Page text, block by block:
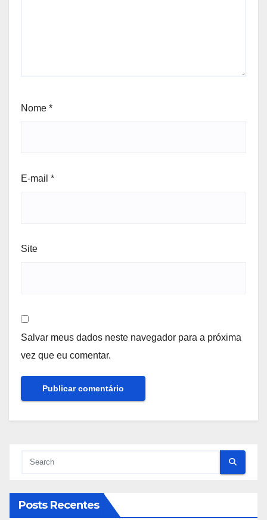
Nome *
E-mail *
Site
Salvar meus dados neste navegador para a próxima
vez que eu comentar.
Posts Recentes